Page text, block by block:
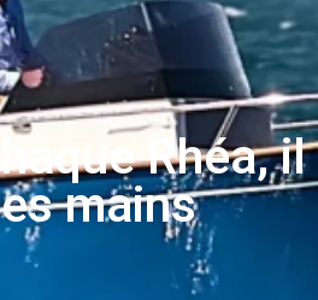
Rhéa, il
mains